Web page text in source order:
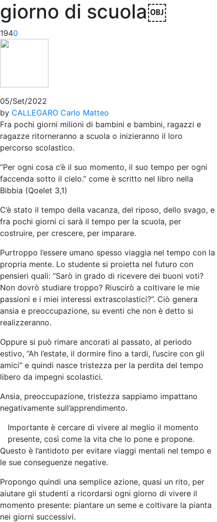
giorno di scuola￼
1940
05/Set/2022
by CALLEGARO Carlo Matteo
Fra pochi giorni milioni di bambini e bambini, ragazzi e
ragazze ritorneranno a scuola o inizieranno il loro
percorso scolastico.
“Per ogni cosa c’è il suo momento, il suo tempo per ogni
faccenda sotto il cielo.” come è scritto nel libro nella
Bibbia (Qoelet 3,1)
C’è stato il tempo della vacanza, del riposo, dello svago, e
fra pochi giorni ci sarà il tempo per la scuola, per
costruire, per crescere, per imparare.
Purtroppo l’essere umano spesso viaggia nel tempo con la
propria mente. Lo studente si proietta nel futuro con
pensieri quali: “Sarò in grado di ricevere dei buoni voti?
Non dovrò studiare troppo? Riuscirò a coltivare le mie
passioni e i miei interessi extrascolastici?”. Ciò genera
ansia e preoccupazione, su eventi che non è detto si
realizzeranno.
Oppure si può rimare ancorati al passato, al periodo
estivo, “Ah l’estate, il dormire fino a tardi, l’uscire con gli
amici” e quindi nasce tristezza per la perdita del tempo
libero da impegni scolastici.
Ansia, preoccupazione, tristezza sappiamo impattano
negativamente sull’apprendimento.
Importante è cercare di vivere al meglio il momento
presente, così come la vita che lo pone e propone.
Questo è l’antidoto per evitare viaggi mentali nel tempo e
le sue conseguenze negative.
Propongo quindi una semplice azione, quasi un rito, per
aiutare gli studenti a ricordarsi ogni giorno di vivere il
momento presente: piantare un seme e coltivare la pianta
nei giorni successivi.